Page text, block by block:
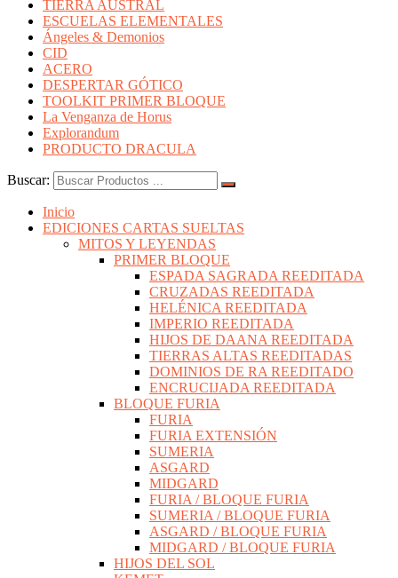
TIERRA AUSTRAL
ESCUELAS ELEMENTALES
Ángeles & Demonios
CID
ACERO
DESPERTAR GÓTICO
TOOLKIT PRIMER BLOQUE
La Venganza de Horus
Explorandum
PRODUCTO DRACULA
Buscar:
Inicio
EDICIONES CARTAS SUELTAS
MITOS Y LEYENDAS
PRIMER BLOQUE
ESPADA SAGRADA REEDITADA
CRUZADAS REEDITADA
HELÉNICA REEDITADA
IMPERIO REEDITADA
HIJOS DE DAANA REEDITADA
TIERRAS ALTAS REEDITADAS
DOMINIOS DE RA REEDITADO
ENCRUCIJADA REEDITADA
BLOQUE FURIA
FURIA
FURIA EXTENSIÓN
SUMERIA
ASGARD
MIDGARD
FURIA / BLOQUE FURIA
SUMERIA / BLOQUE FURIA
ASGARD / BLOQUE FURIA
MIDGARD / BLOQUE FURIA
HIJOS DEL SOL